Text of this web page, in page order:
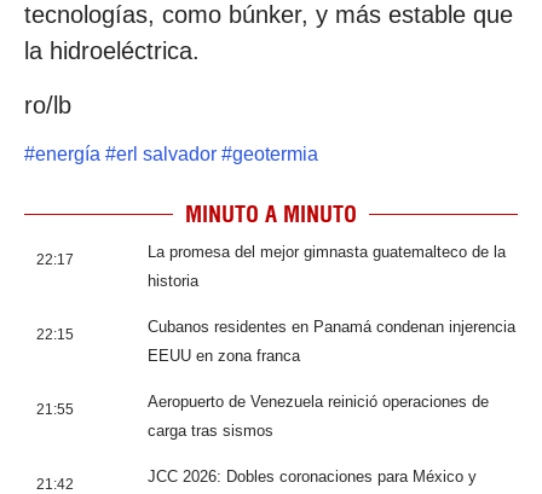
tecnologías, como búnker, y más estable que
la hidroeléctrica.
ro/lb
#energía #erl salvador #geotermia
MINUTO A MINUTO
22:17
La promesa del mejor gimnasta guatemalteco de la
historia
22:15
Cubanos residentes en Panamá condenan injerencia
EEUU en zona franca
21:55
Aeropuerto de Venezuela reinició operaciones de
carga tras sismos
21:42
JCC 2026: Dobles coronaciones para México y